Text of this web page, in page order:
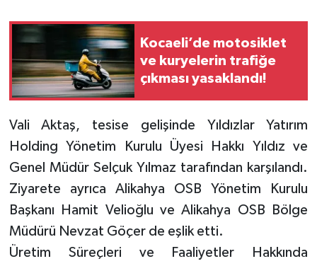
Kocaeli’de motosiklet
ve kuryelerin trafiğe
çıkması yasaklandı!
Vali Aktaş, tesise gelişinde Yıldızlar Yatırım
Holding Yönetim Kurulu Üyesi Hakkı Yıldız ve
Genel Müdür Selçuk Yılmaz tarafından karşılandı.
Ziyarete ayrıca Alikahya OSB Yönetim Kurulu
Başkanı Hamit Velioğlu ve Alikahya OSB Bölge
Müdürü Nevzat Göçer de eşlik etti.
Üretim Süreçleri ve Faaliyetler Hakkında